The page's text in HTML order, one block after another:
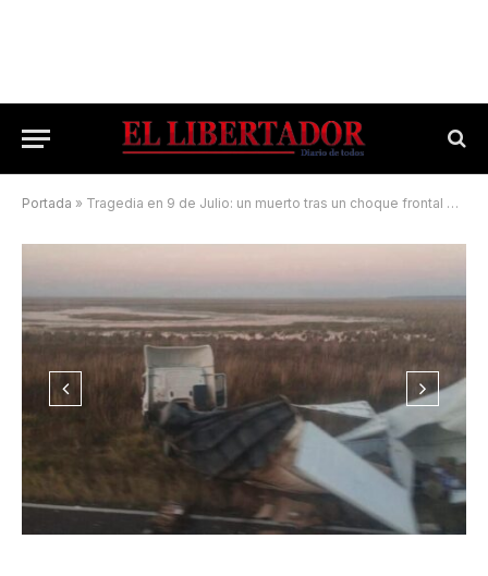
Portada » Tragedia en 9 de Julio: un muerto tras un choque frontal entre un colectivo y un camión